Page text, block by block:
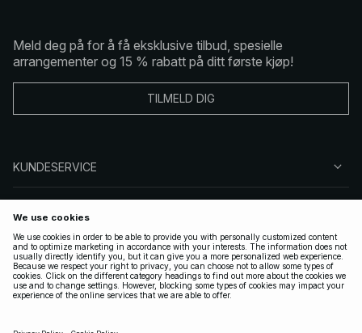
Meld deg på for å få eksklusive tilbud, spesielle
arrangementer og 15 % rabatt på ditt første kjøp!
TILMELD DIG
KUNDESERVICE
FØLG OSS
LOVLIG